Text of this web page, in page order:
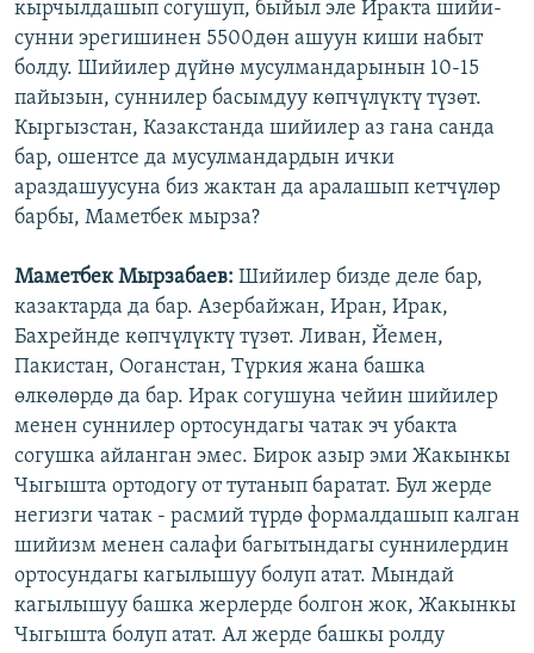
кырчылдашып согушуп, быйыл эле Иракта шийи-
сунни эрегишинен 5500дөн ашуун киши набыт
болду. Шийилер дүйнө мусулмандарынын 10-15
пайызын, суннилер басымдуу көпчүлүктү түзөт.
Кыргызстан, Казакстанда шийилер аз гана санда
бар, ошентсе да мусулмандардын ички
араздашуусуна биз жактан да аралашып кетчүлөр
барбы, Маметбек мырза?
Маметбек Мырзабаев: Шийилер бизде деле бар,
казактарда да бар. Азербайжан, Иран, Ирак,
Бахрейнде көпчүлүктү түзөт. Ливан, Йемен,
Пакистан, Ооганстан, Түркия жана башка
өлкөлөрдө да бар. Ирак согушуна чейин шийилер
менен суннилер ортосундагы чатак эч убакта
согушка айланган эмес. Бирок азыр эми Жакынкы
Чыгышта ортодогу от тутанып баратат. Бул жерде
негизги чатак - расмий түрдө формалдашып калган
шийизм менен салафи багытындагы суннилердин
ортосундагы кагылышуу болуп атат. Мындай
кагылышуу башка жерлерде болгон жок, Жакынкы
Чыгышта болуп атат. Ал жерде башкы ролду